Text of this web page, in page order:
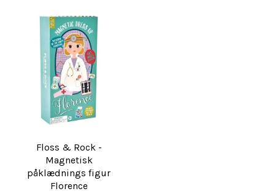
Floss & Rock -
Magnetisk
påklædnings figur
Florence